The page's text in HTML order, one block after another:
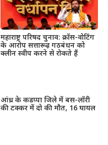
महाराष्ट्र परिषद चुनाव: क्रॉस-वोटिंग
के आरोप सत्तारूढ़ गठबंधन को
क्लीन स्वीप करने से रोकते हैं
आंध्र के कडप्पा जिले में बस-लॉरी
की टक्कर में दो की मौत, 16 घायल